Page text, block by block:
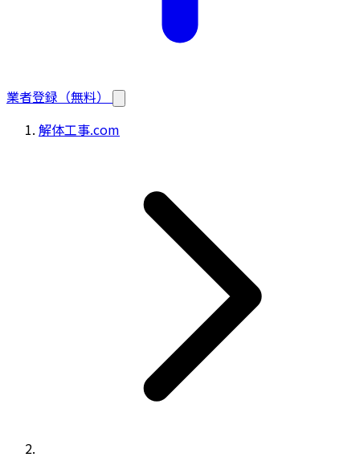
業者登録（無料）
解体工事.com